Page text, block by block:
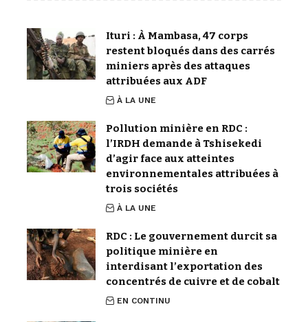
Ituri : À Mambasa, 47 corps
restent bloqués dans des carrés
miniers après des attaques
attribuées aux ADF
À LA UNE
Pollution minière en RDC :
l’IRDH demande à Tshisekedi
d’agir face aux atteintes
environnementales attribuées à
trois sociétés
À LA UNE
RDC : Le gouvernement durcit sa
politique minière en
interdisant l’exportation des
concentrés de cuivre et de cobalt
EN CONTINU